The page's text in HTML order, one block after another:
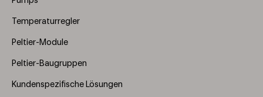
Temperaturregler
Peltier-Module
Peltier-Baugruppen
Kundenspezifische Lösungen